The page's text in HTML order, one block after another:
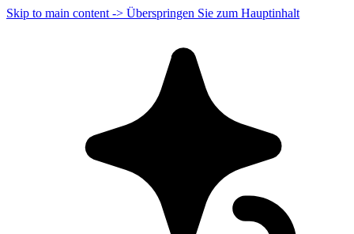
Skip to main content -> Überspringen Sie zum Hauptinhalt